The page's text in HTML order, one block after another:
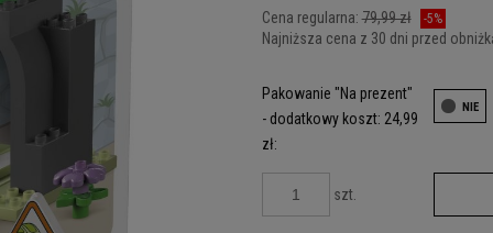
Cena regularna:79,99 zł -5%
Najniższa cena z 30 dni przed
Jeżeli produkt jest sprzedawany
dni, wyświetlana jest najniższa cena
kiedy produkt pojawił się w
Pakowanie "Na prezent"
- dodatkowy koszt: 24,99
zł:
szt.